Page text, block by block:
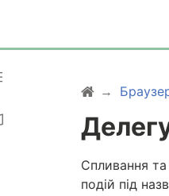
Спливання
подій під